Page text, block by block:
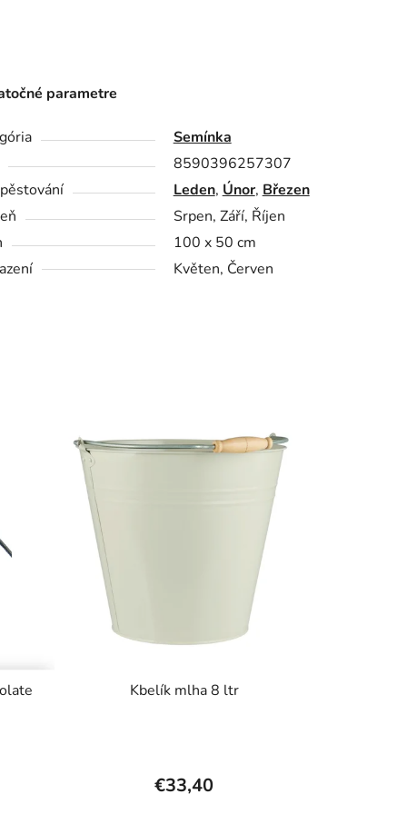
parametre
Semínka
8590396257307
Leden, Únor, Březen
Srpen, Září, Říjen
100 x 50 cm
Květen, Červen
Kbelík mlha 8 ltr
€33,40